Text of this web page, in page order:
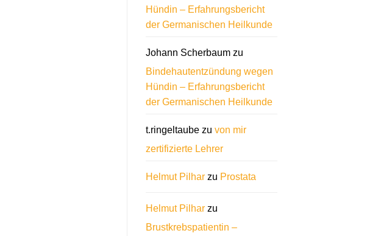
Hündin – Erfahrungsbericht
der Germanischen Heilkunde
Johann Scherbaumzu
Bindehautentzündung wegen
Hündin – Erfahrungsbericht
der Germanischen Heilkunde
t.ringeltaubezu von mir
zertifizierte Lehrer
Helmut Pilharzu Prostata
Helmut Pilharzu
Brustkrebspatientin –